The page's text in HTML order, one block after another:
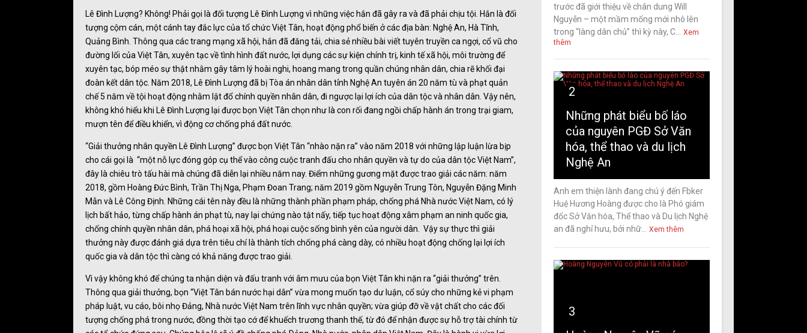
Lê Đình Lượng? Không! Phải gọi là đối tượng Lê Đình Lượng vì những việc hắn đã gây ra và đã phải chịu tội. Hắn là đối
tượng cộm cán, một cánh tay đắc lực của tổ chức Việt Tân, hoạt động phổ biến ở các địa bàn: Nghệ An, Hà Tĩnh,
Quảng Bình. Thông qua các trang mạng xã hội, hắn đã đăng tải, chia sẻ nhiều bài viết tuyên truyền ca ngợi, cổ vũ cho
đường lối của Việt Tân, xuyên tạc về tình hình đất nước, lợi dụng các sự kiện chính trị, kinh tế xã hội, môi trường để
xuyên tạc, bóp méo sự thật nhằm gây tâm lý hoài nghi, hoang mang trong quần chúng nhân dân, chia rẽ khối đại
đoàn kết dân tộc. Năm 2018, Lê Đình Lượng đã bị Tòa án nhân dân tỉnh Nghệ An tuyên án 20 năm tù và phạt quản
chế 5 năm về tội hoạt động nhằm lật đổ chính quyền nhân dân, đi ngược lại lợi ích của dân tộc và nhân dân. Vậy nên,
không khó hiểu khi Lê Đình Lượng lại được bọn Việt Tân chọn như là con rối đang ngồi chấp hành án trong trại giam,
mượn tên để điều khiển, vì động cơ chống phá đất nước.
“Giải thưởng nhân quyền Lê Đình Lượng” được bọn Việt Tân “nhào nặn ra” vào năm 2018 với những lập luận lừa bịp
cho cái gọi là “một nỗ lực đóng góp cụ thể vào công cuộc tranh đấu cho nhân quyền và tự do của dân tộc Việt Nam”,
đây là chiêu trò tấu hài mà chúng đã diễn lại nhiều năm nay. Điểm những gương mặt được trao giải các năm: năm
2018, gồm Hoàng Đức Bình, Trần Thị Nga, Phạm Đoan Trang; năm 2019 gồm Nguyễn Trung Tôn, Nguyễn Đặng Minh
Mẫn và Lê Công Định. Những cái tên này đều là những thành phần phạm pháp, chống phá Nhà nước Việt Nam, có lý
lịch bất hảo, từng chấp hành án phạt tù, nay lại chứng nào tật nấy, tiếp tục hoạt động xâm phạm an ninh quốc gia,
chống chính quyền nhân dân, phá hoại xã hội, phá hoại cuộc sống bình yên của người dân. Vậy sự thực thì giải
thưởng này được đánh giá dựa trên tiêu chí là thành tích chống phá càng dày, có nhiều hoạt động chống lại lợi ích
quốc gia và dân tộc thì càng có khả năng được trao giải.
Vì vậy không khó để chúng ta nhận diện và đấu tranh với âm mưu của bọn Việt Tân khi nặn ra “giải thưởng” trên.
Thông qua giải thưởng, bọn “Việt Tân bán nước hại dân” vừa mong muốn tạo dư luận, cổ súy cho những kẻ vi phạm
pháp luật, vu cáo, bôi nhọ Đảng, Nhà nước Việt Nam trên lĩnh vực nhân quyền; vừa giúp đỡ về vật chất cho các đối
tượng chống phá trong nước, đồng thời tạo cớ để khuếch trương thanh thế, từ đó để nhận được sự hỗ trợ tài chính từ
trước đã giới thiệu về chân dung Will
Nguyễn – một mầm mống mới nhô lên
trong “làng dân chủ” thì kỳ này, C...
Xem
thêm
2
Những phát biểu bố láo
của nguyên PGĐ Sở Văn
hóa, thể thao và du lịch
Nghệ An
Anh em thiện lành đang chú ý đến Fbker
Huệ Hương Hoàng được cho là Phó giám
đốc Sở Văn hóa, Thể thao và Du lịch Nghệ
an đã nghỉ hưu, bởi nhữ...
Xem thêm
3